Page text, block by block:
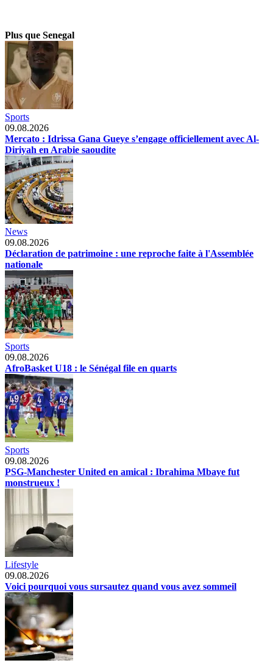
Plus que Senegal
Sports
09.08.2026
Mercato : Idrissa Gana Gueye s’engage officiellement avec Al-
Diriyah en Arabie saoudite
News
09.08.2026
Déclaration de patrimoine : une reproche faite à l'Assemblée
nationale
Sports
09.08.2026
AfroBasket U18 : le Sénégal file en quarts
Sports
09.08.2026
PSG-Manchester United en amical : Ibrahima Mbaye fut
monstrueux !
Lifestyle
09.08.2026
Voici pourquoi vous sursautez quand vous avez sommeil